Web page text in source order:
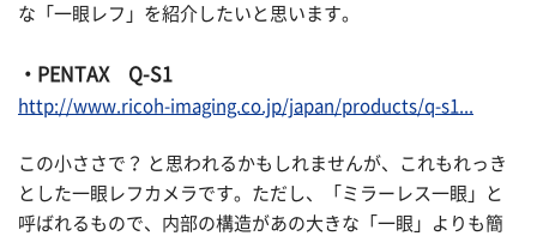
な「一眼レフ」を紹介したいと思います。
・PENTAX Q-S1
http://www.ricoh-imaging.co.jp/japan/products/q-s1...
この小ささで？ と思われるかもしれませんが、これもれっき
とした一眼レフカメラです。ただし、「ミラーレス一眼」と
呼ばれるもので、内部の構造があの大きな「一眼」よりも簡